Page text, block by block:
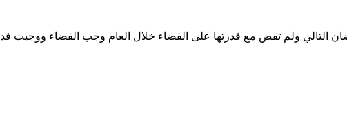
التالي ولم تقض مع قدرتها على القضاء خلال العام وجب القضاء ووجبت